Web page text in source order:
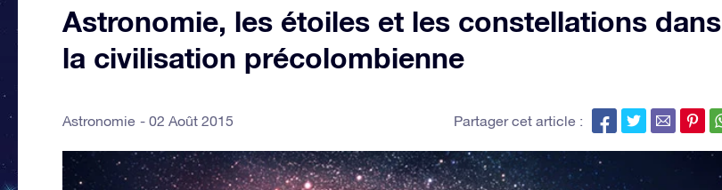
Astronomie, les étoiles et les constellations dans
la civilisation précolombienne
Astronomie 02 Août 2015 Partager cet article :